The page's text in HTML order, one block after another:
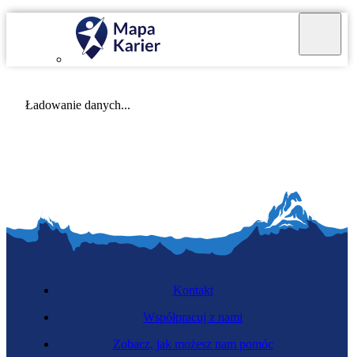
Ładowanie danych...
Kontakt
Współpracuj z nami
Zobacz, jak możesz nam pomóc